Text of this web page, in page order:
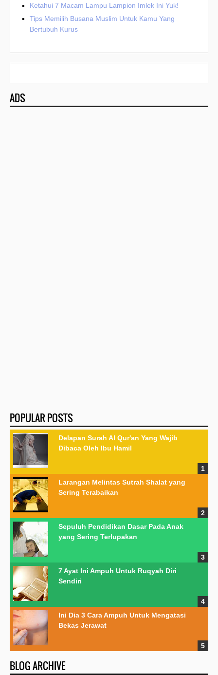
Ketahui 7 Macam Lampu Lampion Imlek Ini Yuk!
Tips Memilih Busana Muslim Untuk Kamu Yang
Bertubuh Kurus
ADS
POPULAR POSTS
Delapan Surah Al Qur'an Yang Wajib
Dibaca Oleh Ibu Hamil
Larangan Melintas Sutrah Shalat yang
Sering Terabaikan
Sepuluh Pendidikan Dasar Pada Anak
yang Sering Terlupakan
7 Ayat Ini Ampuh Untuk Ruqyah Diri
Sendiri
Ini Dia 3 Cara Ampuh Untuk Mengatasi
Bekas Jerawat
BLOG ARCHIVE